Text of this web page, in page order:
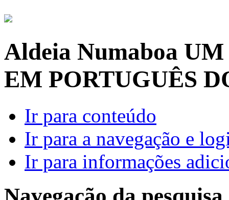
Aldeia Numaboa UM
EM PORTUGUÊS
Ir para conteúdo
Ir para a navegação e
Ir para informações